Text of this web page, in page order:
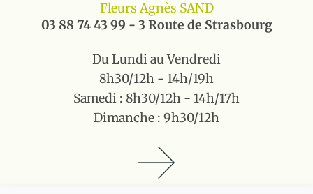
Fleurs Agnès SAND
03 88 74 43 99 - 3 Route de Strasbourg
Du Lundi au Vendredi
8h30/12h - 14h/19h
Samedi : 8h30/12h - 14h/17h
Dimanche : 9h30/12h